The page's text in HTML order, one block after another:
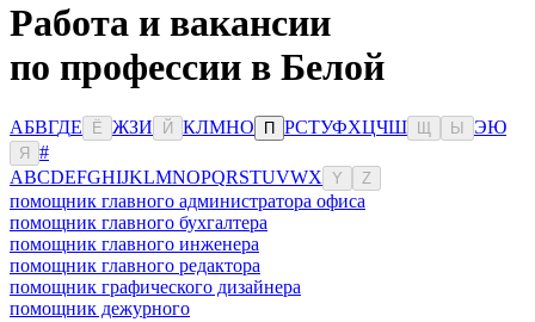
Работа и вакансии
по профессии в Белой
АБВГДЕ Ё ЖЗИ Й КЛМНО П РСТУФХЦЧШ Ы ЭЮ
Я
#
ABCDEFGHIJKLMNOPQRSTUVWX Y Z
помощник главного администратора офиса
помощник главного бухгалтера
помощник главного инженера
помощник главного редактора
помощник графического дизайнера
помощник дежурного